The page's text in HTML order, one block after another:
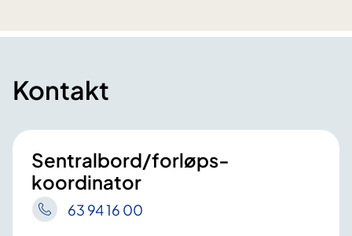
Kontakt
Sentralbord/forløps­
koordinator
63 94 16 00